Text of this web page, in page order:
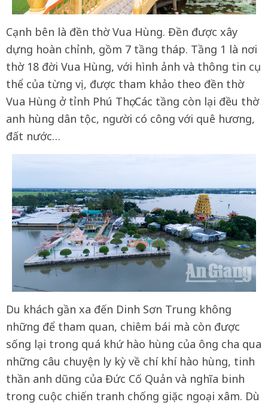
Cạnh bên là đền thờ Vua Hùng. Đền được xây
dựng hoàn chỉnh, gồm 7 tầng tháp. Tầng 1 là nơi
thờ 18 đời Vua Hùng, với hình ảnh và thông tin cụ
thể của từng vị, được tham khảo theo đền thờ
Vua Hùng ở tỉnh Phú Thọ. Các tầng còn lại đều thờ
anh hùng dân tộc, người có công với quê hương,
đất nước…
Du khách gần xa đến Dinh Sơn Trung không
những để tham quan, chiêm bái mà còn được
sống lại trong quá khứ hào hùng của ông cha qua
những câu chuyện ly kỳ về chí khí hào hùng, tinh
thần anh dũng của Đức Cố Quản và nghĩa binh
trong cuộc chiến tranh chống giặc ngoại xâm. Dù